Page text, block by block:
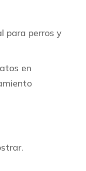
para perros y
en